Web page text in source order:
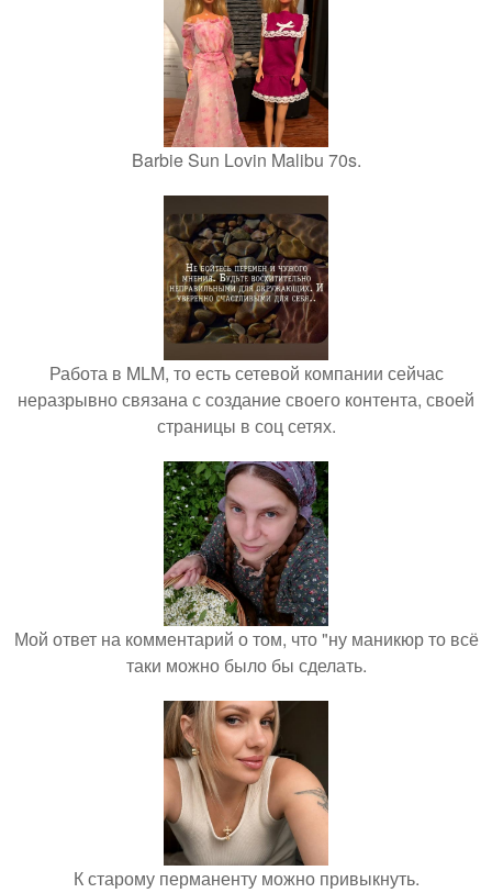
Barbie Sun Lovin Malibu 70s.
Работа в MLM, то есть сетевой компании сейчас
неразрывно связана с создание своего контента, своей
страницы в соц сетях.
Мой ответ на комментарий о том, что "ну маникюр то всё
таки можно было бы сделать.
К старому перманенту можно привыкнуть.